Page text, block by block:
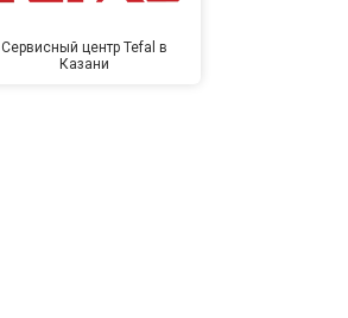
Сервисный центр Tefal в
Казани